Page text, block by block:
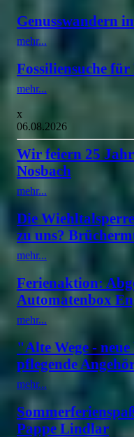
Genusswandern
mehr...
Fossiliensuche
mehr...
x
06.08.2026
Wir feiern 25
Nosbach
mehr...
Die
zu uns?
mehr...
Ferienaktion:
Automatenbox
mehr...
"Alte Wege -
pflegende
mehr...
Pappe Lindlar